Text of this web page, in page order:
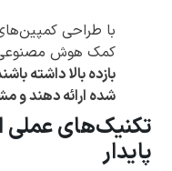
با طراحی
کمک هوش
بازده بالا داشته
شده ارائه دهند و
تکنیک‌های عملی
پایدار